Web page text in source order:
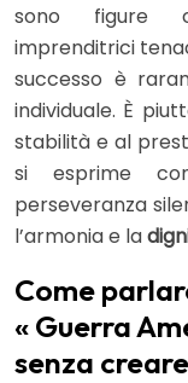
sono figure
imprenditrici
successo è
individuale. È
stabilità e al
si esprime
perseveranza
l’armonia e la
Come
« Guerra
senza